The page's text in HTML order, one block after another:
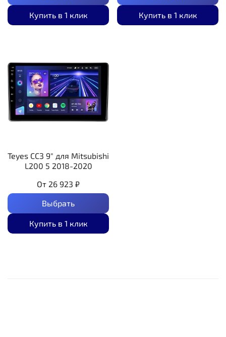
Купить в 1 клик Купить в 1 клик
Teyes CC3 9" для Mitsubishi
L200 5 2018-2020
От 26 923 ₽
Выбрать
Купить в 1 клик